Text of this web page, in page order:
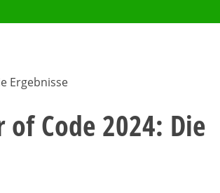
Ergebnisse
Code 2024: Die